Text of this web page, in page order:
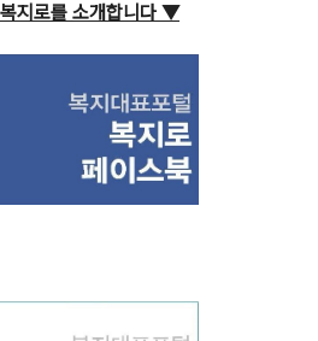
지로를 소개합니다 ▼